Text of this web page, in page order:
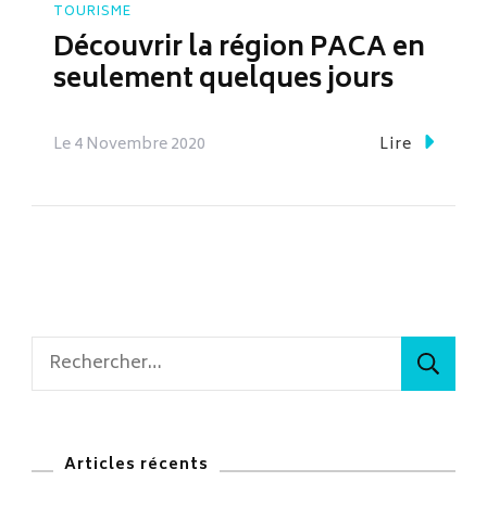
TOURISME
Découvrir la région PACA en
seulement quelques jours
Le4 Novembre 2020 Lire
Rechercher :
Articles récents